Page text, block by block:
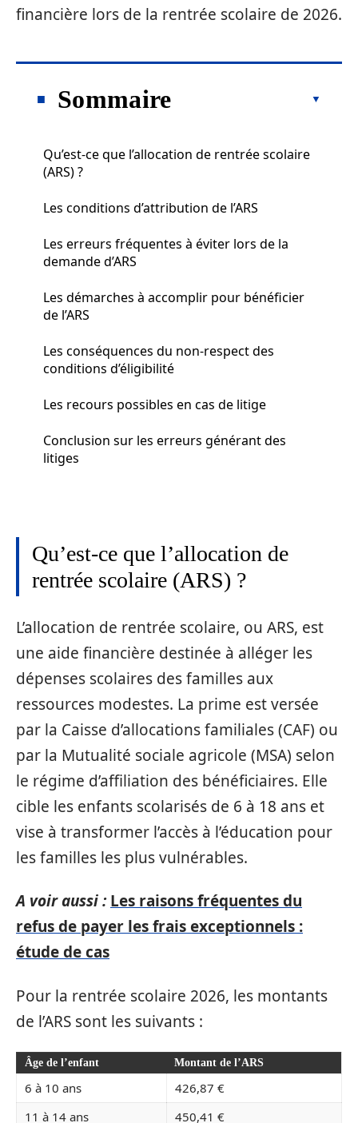
financière lors de la rentrée scolaire de 2026.
Sommaire
Qu’est-ce que l’allocation de rentrée scolaire
(ARS) ?
Les conditions d’attribution de l’ARS
Les erreurs fréquentes à éviter lors de la
demande d’ARS
Les démarches à accomplir pour bénéficier
de l’ARS
Les conséquences du non-respect des
conditions d’éligibilité
Les recours possibles en cas de litige
Conclusion sur les erreurs générant des
litiges
Qu’est-ce que l’allocation de
rentrée scolaire (ARS) ?
L’allocation de rentrée scolaire, ou ARS, est
une aide financière destinée à alléger les
dépenses scolaires des familles aux
ressources modestes. La prime est versée
par la Caisse d’allocations familiales (CAF) ou
par la Mutualité sociale agricole (MSA) selon
le régime d’affiliation des bénéficiaires. Elle
cible les enfants scolarisés de 6 à 18 ans et
vise à transformer l’accès à l’éducation pour
les familles les plus vulnérables.
A voir aussi : Les raisons fréquentes du
refus de payer les frais exceptionnels :
étude de cas
Pour la rentrée scolaire 2026, les montants
de l’ARS sont les suivants :
Âge de l’enfant Montant de l’ARS
6 à 10 ans
426,87 €
11 à 14 ans
450,41 €